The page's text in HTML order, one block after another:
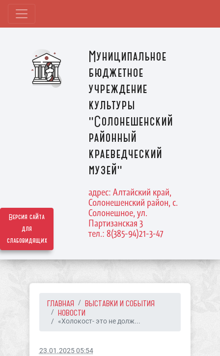
Версия сайта
для
слабовидящих
Муниципальное
бюджетное
учреждение
культуры
"Солонешенский
районный
краеведческий
музей"
адрес: Алтайский край,
Солонешенский район, с.
Солонешное, ул.
Партизанская 3
тел.: 8(385-94)21-3-47
ГЛАВНАЯ
ВЫСТАВКИ И СОБЫТИЯ
НОВОСТИ
«Холокост- это не долж...
23.01.2025 05:54